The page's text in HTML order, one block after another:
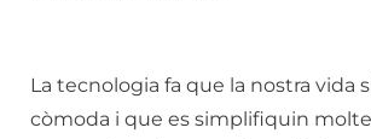
La tecnologia fa que la nostra vida
còmoda i que es simplifiquin